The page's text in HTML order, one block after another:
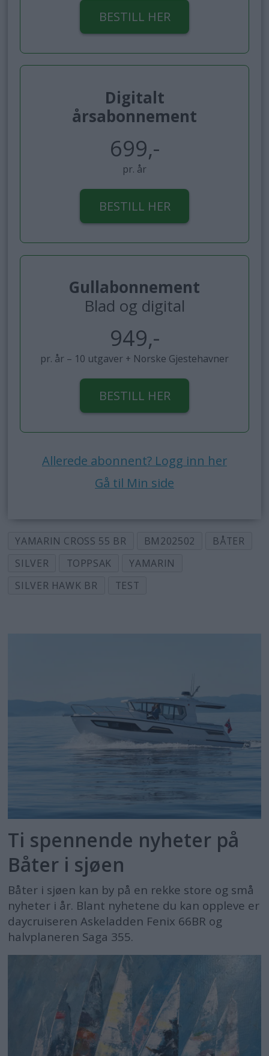
BESTILL HER
Digitalt
årsabonnement
699,-
pr. år
BESTILL HER
Gullabonnement
Blad og digital
949,-
pr. år – 10 utgaver + Norske Gjestehavner
BESTILL HER
Allerede abonnent? Logg inn her
Gå til Min side
YAMARIN CROSS 55 BR BM202502
BÅTER
SILVER
TOPPSAK
YAMARIN
SILVER HAWK BR
TEST
Ti spennende nyheter på
Båter i sjøen
Båter i sjøen kan by på en rekke store og små
nyheter i år. Blant nyhetene du kan oppleve er
daycruiseren Askeladden Fenix 66BR og
halvplaneren Saga 355.